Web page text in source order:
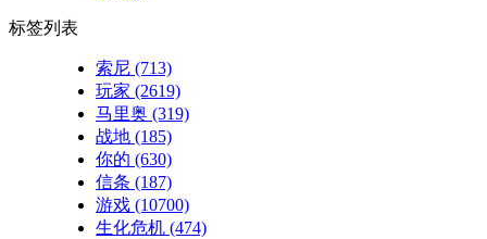
标签列表
索尼 (713)
玩家 (2619)
马里奥 (319)
战地 (185)
你的 (630)
信条 (187)
游戏 (10700)
生化危机 (474)